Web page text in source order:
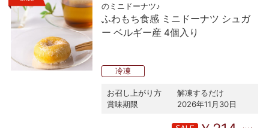
のミニドーナツ♪
ふわもち食感 ミニドーナツ シュガ
ー ベルギー産 4個入り
冷凍
お召し上がり方
解凍するだけ
賞味期限
2026年11月30日